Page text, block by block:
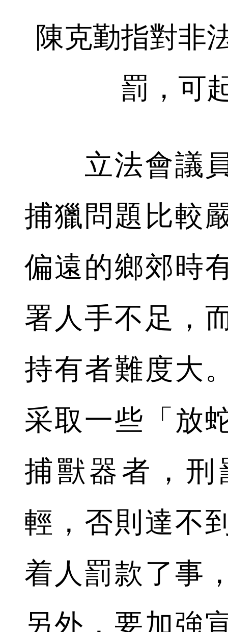
陳克勤指對非
罰，可
立法會議員
捕獵問題比較
偏遠的鄉郊時
署人手不足，
持有者難度大
采取一些「放
捕獸器者，刑
輕，否則達不
着人罰款了事
另外，要加強